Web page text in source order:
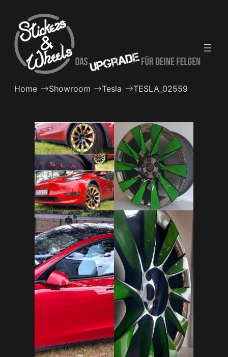
Inhalt
springen
Home Showroom Tesla TESLA_02559